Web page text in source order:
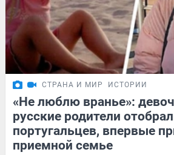
СТРАНА И МИР ИСТОРИИ
«Не люблю вранье»:
русские родители
португальцев, впервые
приемной семье